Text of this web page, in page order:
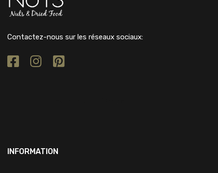
Contactez-nous sur les réseaux sociaux:
INFORMATION